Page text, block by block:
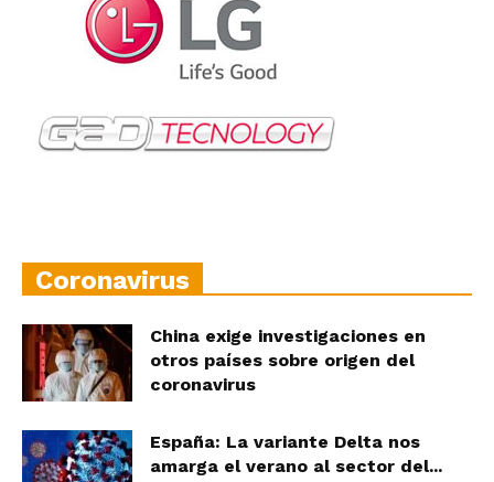
Coronavirus
China exige investigaciones en
otros países sobre origen del
coronavirus
España: La variante Delta nos
amarga el verano al sector del...